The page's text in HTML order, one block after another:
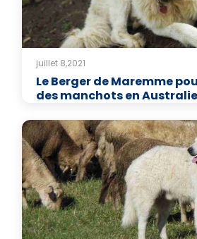
juillet 8,2021
Le Berger de Maremme
des manchots en Australie